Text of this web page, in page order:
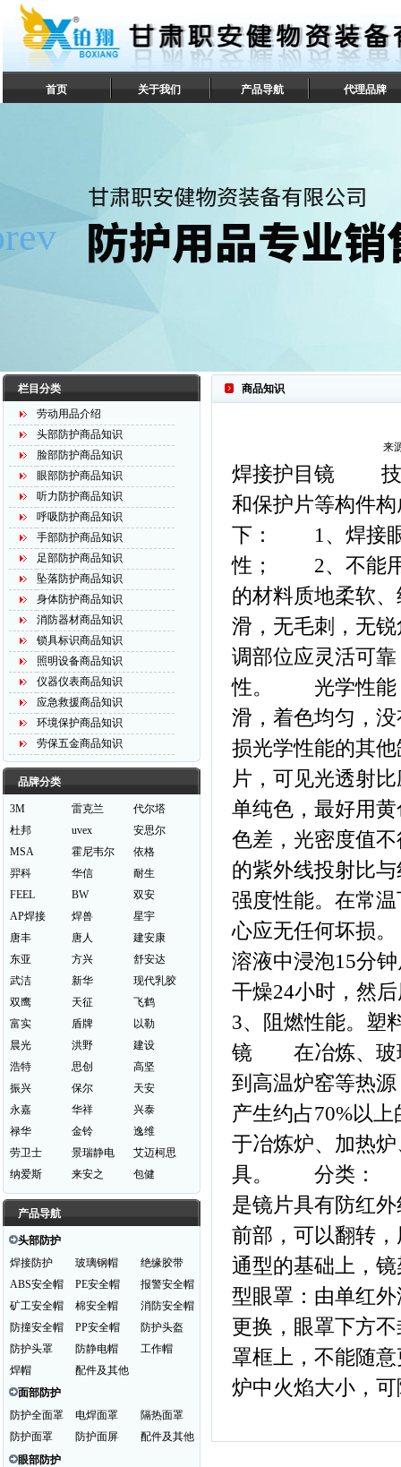
首页 关于我们 产品导航 代理品牌
栏目分类
劳动用品介绍
头部防护商品知识
脸部防护商品知识
眼部防护商品知识
听力防护商品知识
呼吸防护商品知识
手部防护商品知识
足部防护商品知识
坠落防护商品知识
身体防护商品知识
消防器材商品知识
锁具标识商品知识
照明设备商品知识
仪器仪表商品知识
应急救援商品知识
环境保护商品知识
劳保五金商品知识
品牌分类
3M 雷克兰
代尔塔
杜邦
uvex
安思尔
MSA
霍尼韦尔
依格
羿科
华信
耐生
FEEL
BW
双安
AP焊接
焊兽
星宇
唐丰
唐人
建安康
东亚
方兴
舒安达
武洁
新华
现代乳胶
双鹰
天征
飞鹤
富实
盾牌
以勒
晨光
洪野
建设
浩特
思创
高坚
振兴
保尔
天安
永嘉
华祥
兴泰
禄华
金铃
逸维
劳卫士
景瑞静电
艾迈柯思
纳爱斯
来安之 包健
产品导航
头部防护
焊接防护
玻璃钢帽
绝缘胶带
ABS安全帽
PE安全帽
报警安全帽
矿工安全帽
棉安全帽
消防安全帽
防撞安全帽
PP安全帽
防护头盔
防护头罩
防静电帽
工作帽
焊帽
配件及其他
面部防护
防护全面罩
电焊面罩
隔热面罩
防护面罩
防护面屏
配件及其他
眼部防护
商品知识
来
焊接护目镜 技术
和保护片等构件
下： 1、焊接眼
性； 2、不能用
的材料质地柔
滑，无毛刺，无
调部位应灵活可
性。 光学性能
滑，着色均匀，
损光学性能的其
片，可见光透射
单纯色，最好用
色差，光密度值
的紫外线投射
强度性能。在常
心应无任何坏损
溶液中浸泡15分
干燥24小时，然
3、阻燃性能。
镜 在冶炼、玻璃
到高温炉窑等热
产生约占70%以
于冶炼炉、加热
具。 分类： 普
是镜片具有防红
前部，可以翻转
通型的基础上，
型眼罩：由单红
更换，眼罩下方
罩框上，不能随
炉中火焰大小，